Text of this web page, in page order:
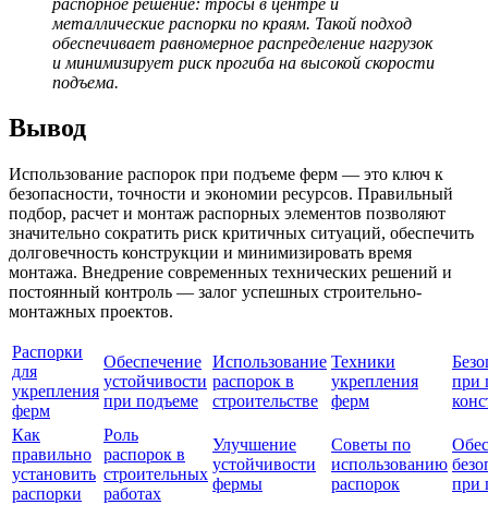
металлические распорки по краям. Такой подход
обеспечивает равномерное распределение нагрузок
и минимизирует риск прогиба на высокой скорости
подъема.
Вывод
Использование распорок при подъеме ферм — это ключ к
безопасности, точности и экономии ресурсов. Правильный
подбор, расчет и монтаж распорных элементов позволяют
значительно сократить риск критичных ситуаций, обеспечить
долговечность конструкции и минимизировать время
монтажа. Внедрение современных технических решений и
постоянный контроль — залог успешных строительно-
монтажных проектов.
Распорки
для
укрепления
ферм
Обеспечение
устойчивости
при подъеме
Использование
распорок в
строительстве
Техники
укрепления
ферм
при
Как
правильно
установить
распорки
Роль
распорок в
строительных
работах
Улучшение
устойчивости
фермы
Советы по
использованию
распорок
при